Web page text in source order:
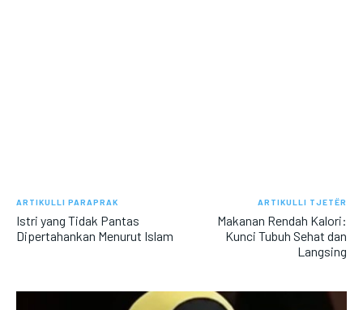
ARTIKULLI PARAPRAK
Istri yang Tidak Pantas
Dipertahankan Menurut Islam
ARTIKULLI TJETËR
Makanan Rendah Kalori:
Kunci Tubuh Sehat dan
Langsing